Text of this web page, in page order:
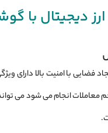
دیجیتال با
فضایی با امنیت بالا
انجام می ‌شود می ‌تواند